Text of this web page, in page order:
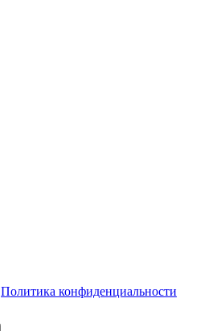
Политика конфиденциальности